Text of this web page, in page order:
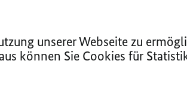
unserer Webseite zu
können Sie Cookies für